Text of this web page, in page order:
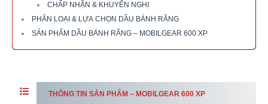
CHẤP NHẬN & KHUYẾN NGHỊ
PHÂN LOẠI & LỰA CHỌN DẦU BÁNH RĂNG
SẢN PHẨM DẦU BÁNH RĂNG – MOBILGEAR 600 XP
THÔNG TIN SẢN PHẨM – MOBILGEAR 600 XP